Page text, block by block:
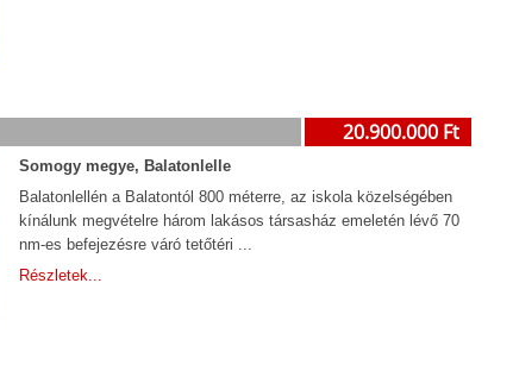
20.900.000 Ft
Somogy megye, Balatonlelle
Balatonlellén a Balatontól 800 méterre, az iskola közelségében
kínálunk megvételre három lakásos társasház emeletén lévő 70
nm-es befejezésre váró tetőtéri ...
Részletek...